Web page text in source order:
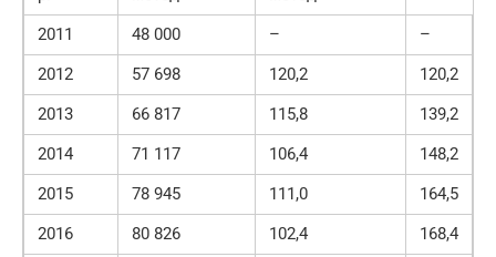
2011
48 000 –
–
2012
57 698 120,2
120,2
2013
66 817 115,8
139,2
2014
71 117 106,4
148,2
2015
78 945 111,0
164,5
2016
80 826 102,4
168,4